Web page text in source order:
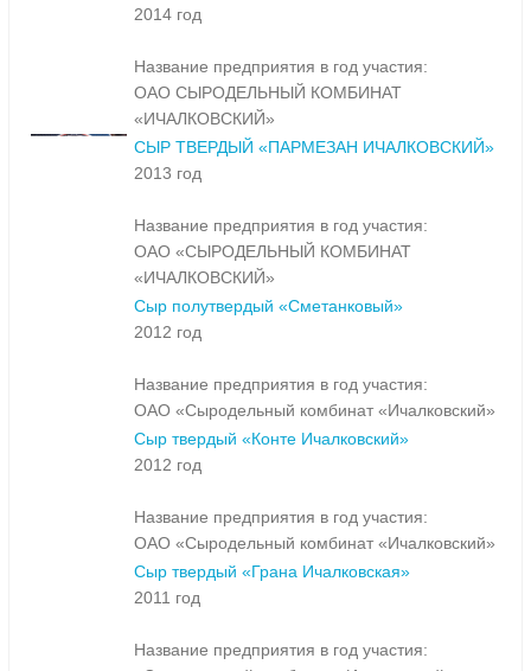
2014 год
Название предприятия в год участия:
ОАО СЫРОДЕЛЬНЫЙ КОМБИНАТ
«ИЧАЛКОВСКИЙ»
СЫР ТВЕРДЫЙ «ПАРМЕЗАН ИЧАЛКОВСКИЙ»
2013 год
Название предприятия в год участия:
ОАО «СЫРОДЕЛЬНЫЙ КОМБИНАТ
«ИЧАЛКОВСКИЙ»
Сыр полутвердый «Сметанковый»
2012 год
Название предприятия в год участия:
ОАО «Сыродельный комбинат «Ичалковский»
Сыр твердый «Конте Ичалковский»
2012 год
Название предприятия в год участия:
ОАО «Сыродельный комбинат «Ичалковский»
Сыр твердый «Грана Ичалковская»
2011 год
Название предприятия в год участия: